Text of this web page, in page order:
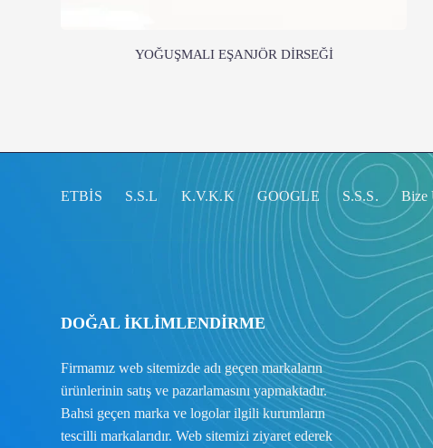
YOĞUŞMALI EŞANJÖR DİRSEĞİ
ETBİS S.S.L K.V.K.K GOOGLE S.S.S. Bize
DOĞAL İKLİMLENDİRME
Firmamız web sitemizde adı geçen markaların
ürünlerinin satış ve pazarlamasını yapmaktadır.
Bahsi geçen marka ve logolar ilgili kurumların
tescilli markalarıdır. Web sitemizi ziyaret ederek